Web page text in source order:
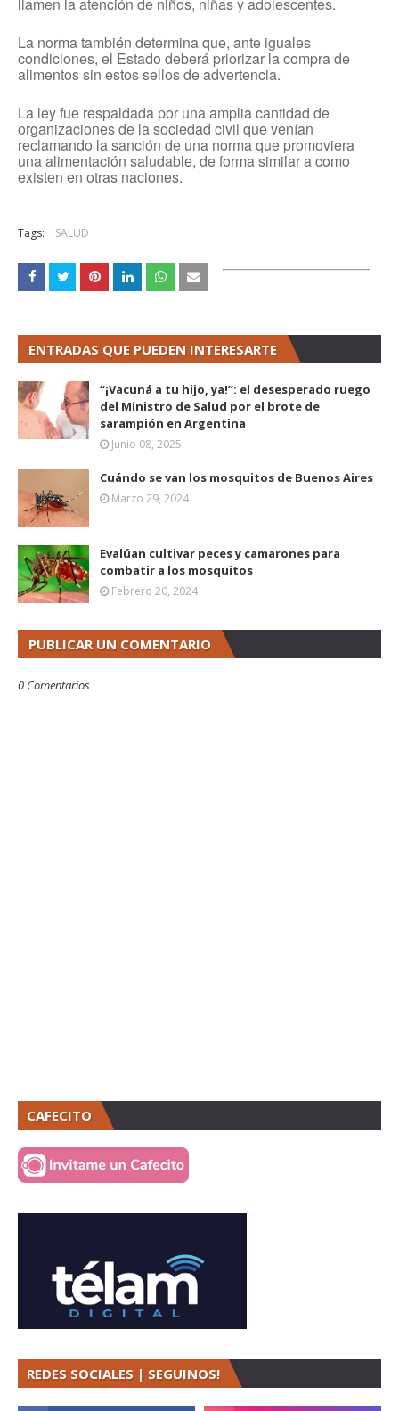
La norma también determina que, ante iguales
condiciones, el Estado deberá priorizar la compra de
alimentos sin estos sellos de advertencia.
La ley fue respaldada por una amplia cantidad de
organizaciones de la sociedad civil que venían
reclamando la sanción de una norma que promoviera
una alimentación saludable, de forma similar a como
existen en otras naciones.
Tags: SALUD
ENTRADAS QUE PUEDEN INTERESARTE
“¡Vacuná a tu hijo, ya!”: el desesperado ruego
del Ministro de Salud por el brote de
sarampión en Argentina
Junio 08, 2025
Cuándo se van los mosquitos de Buenos Aires
Marzo 29, 2024
Evalúan cultivar peces y camarones para
combatir a los mosquitos
Febrero 20, 2024
PUBLICAR UN COMENTARIO
0 Comentarios
CAFECITO
REDES SOCIALES | SEGUINOS!